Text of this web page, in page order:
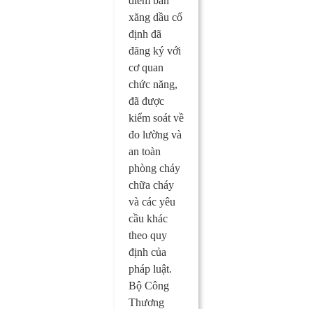
xăng dầu cố
định đã
đăng ký với
cơ quan
chức năng,
đã được
kiểm soát về
đo lường và
an toàn
phòng cháy
chữa cháy
và các yêu
cầu khác
theo quy
định của
pháp luật.
Bộ Công
Thương